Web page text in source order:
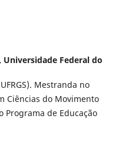
Universidade Federal do
Mestranda no
Ciências do Movimento
Programa de Educação